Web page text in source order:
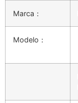
Marca：
Modelo：